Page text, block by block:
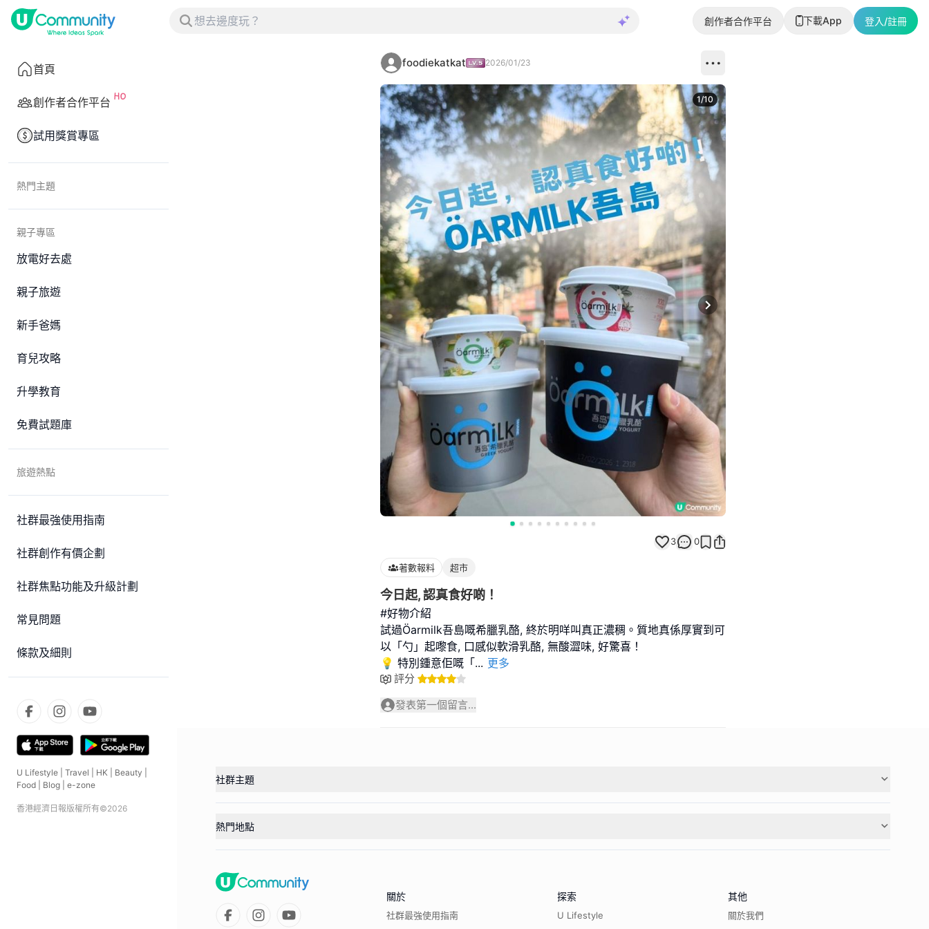
創作者合作平台 下載App 登入/註冊
首頁
創作者合作平台
試用獎賞專區
熱門主題
親子專區
放電好去處
親子旅遊
新手爸媽
育兒攻略
升學教育
免費試題庫
旅遊熱點
社群最強使用指南
社群創作有價企劃
社群焦點功能及升級計劃
常見問題
條款及細則
U Lifestyle Travel HK Beauty
Food
Blog e-zone
香港經濟日報版權所有©2026
foodiekatkat 2026/01/23
Next slide
1/10
3 0
著數報料 超市
今日起, 認真食好啲！
#好物介紹
試過Öarmilk吾島嘅希臘乳酪, 終於明咩叫真正濃稠。質地真係厚實到可
以「勺」起嚟食, 口感似軟滑乳酪, 無酸澀味, 好驚喜！
💡 特別鍾意佢嘅「... 更多
評分
發表第一個留言...
社群主題
熱門地點
關於
社群最強使用指南
探索
U Lifestyle
其他
關於我們